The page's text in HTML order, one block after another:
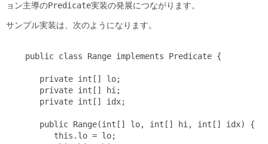
ョン主導のPredicate実装の発展につながります。
サンプル実装は、次のようになります。
    public class Range implements Predicate {
       private int[] lo;
       private int[] hi;
       private int[] idx;
       public Range(int[] lo, int[] hi, int[] idx) {
          this.lo = lo;